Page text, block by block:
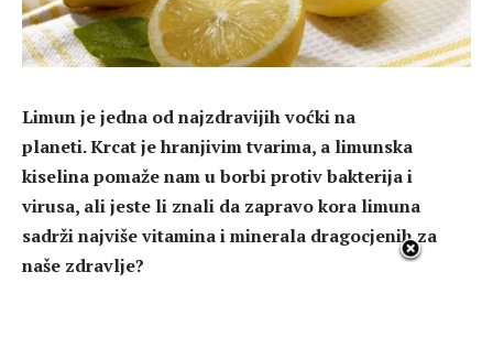
Limun je jedna od najzdravijih voćki na
planeti. Krcat je hranjivim tvarima, a limunska
kiselina pomaže nam u borbi protiv bakterija i
virusa, ali jeste li znali da zapravo kora limuna
sadrži najviše vitamina i minerala dragocjenih za
naše zdravlje?